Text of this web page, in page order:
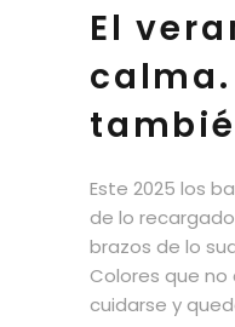
El
Este 2025 los
de lo
brazos de lo
Colores que no
cuidarse y